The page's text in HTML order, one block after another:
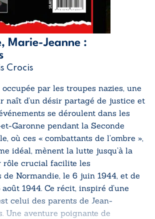
Marie-Jeanne :
Crocis
par les troupes nazies, une
naît d’un désir partagé de justice et
se déroulent dans les
Garonne pendant la Seconde
où ces « combattants de l’ombre »,
idéal, mènent la lutte jusqu’à la
rôle crucial facilite les
de Normandie, le 6 juin 1944, et de
1944. Ce récit, inspiré d’une
celui des parents de Jean-
Une aventure poignante de